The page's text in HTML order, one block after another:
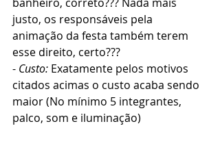
justo, os responsáveis pela
animação da festa também terem
esse direito, certo???
- Custo: Exatamente pelos motivos
citados acimas o custo acaba sendo
maior (No mínimo 5 integrantes,
palco, som e iluminação)